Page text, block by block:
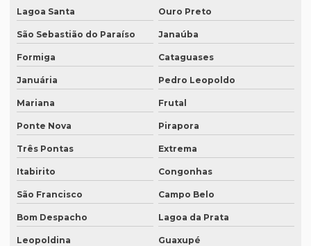
Empresa tradução rio de janeiro
Empresa de tradução rj
Empresa de tradução em são paulo
Empresa de tradução simultanea
Empresa de tradução simultanea sp
Empresa de tradução simultânea para teams
Empresa de tradução simultânea para teams em campinas
Empresa de tradução simultânea para teams em recife
Empresa de tradução simultânea para zoom
Lagoa Santa Ouro Preto
São Sebastião do Paraíso Janaúba
Formiga Cataguases
Januária Pedro Leopoldo
Mariana Frutal
Ponte Nova Pirapora
Três Pontas Extrema
Itabirito Congonhas
São Francisco Campo Belo
Bom Despacho Lagoa da Prata
Leopoldina Guaxupé